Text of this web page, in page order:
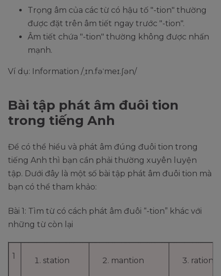
Trọng âm của các từ có hậu tố "-tion" thường
được đặt trên âm tiết ngay trước "-tion".
Âm tiết chứa "-tion" thường không được nhấn
mạnh.
Ví dụ: Information /ˌɪn.fəˈmeɪ.ʃən/
Bài tập phát âm đuôi tion
trong tiếng Anh
Để có thể hiểu và phát âm đúng đuôi tion trong
tiếng Anh thì bạn cần phải thường xuyên luyện
tập. Dưới đây là một số bài tập phát âm đuôi tion mà
bạn có thể tham khảo:
Bài 1: Tìm từ có cách phát âm đuôi “-tion” khác với
những từ còn lại
1 station mantion ration